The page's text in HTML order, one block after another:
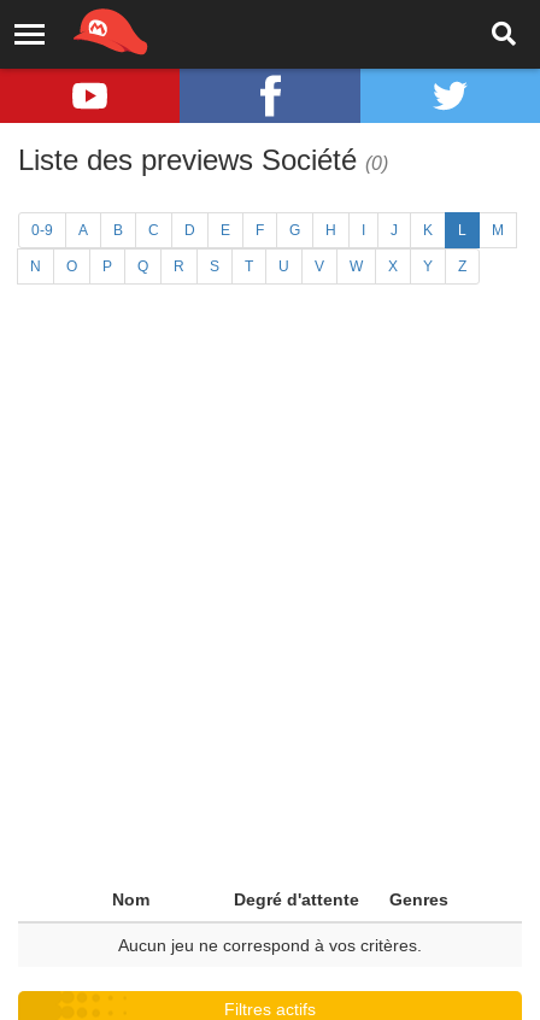
Liste des previews Société (0)
0-9 A B C D E F G H J K L M
N O P Q R S T U V W X Y Z
Nom Degré d'attente Genres
Aucun jeu ne correspond à vos critères.
Filtres actifs